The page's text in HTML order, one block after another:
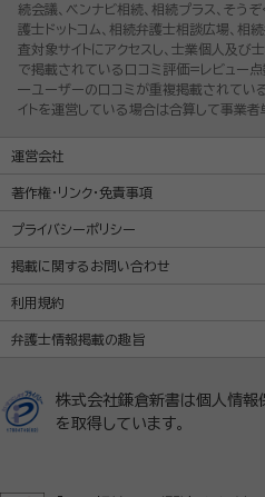
続会議、ベンナビ相続、相続プラス、そうぞ
護士ドットコム、相続弁護士相談広場、相
査対象サイトにアクセスし、士業個人及
で掲載されている口コミ評価=レビュー
一ユーザーの口コミが重複掲載されてい
イトを運営している場合は合算して事業者
運営会社
著作権・リンク・免責事項
プライバシーポリシー
掲載に関するお問い合わせ
利用規約
弁護士情報掲載の趣旨
株式会社鎌倉新書は個人情報
を取得しています。